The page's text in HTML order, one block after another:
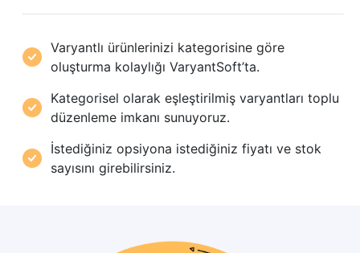
Varyantlı ürünlerinizi kategorisine göre
oluşturma kolaylığı VaryantSoft’ta.
Kategorisel olarak eşleştirilmiş varyantları toplu
düzenleme imkanı sunuyoruz.
İstediğiniz opsiyona istediğiniz fiyatı ve stok
sayısını girebilirsiniz.